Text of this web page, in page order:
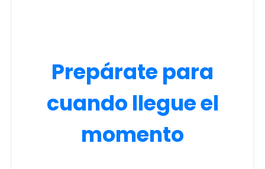
Prepárate para
cuando llegue el
momento